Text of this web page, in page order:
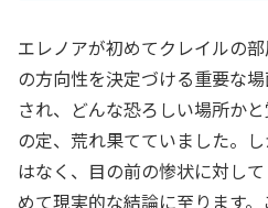
エレノアが初めてクレイルの
の方向性を決定づける重要な
され、どんな恐ろしい場所か
の定、荒れ果てていました。
はなく、目の前の惨状に対し
めて現実的な結論に至ります